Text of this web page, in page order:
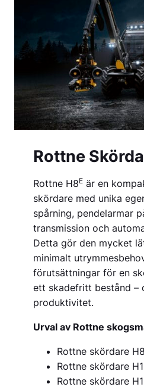
Rottne
Rottne H8E är en
skördare med unika
spårning, pendelarmar
transmission och
Detta gör den mycket
minimalt
förutsättningar för en
ett skadefritt bestånd –
produktivitet.
Urval av Rottne
Rottne skördare
Rottne skördare
Rottne skördare